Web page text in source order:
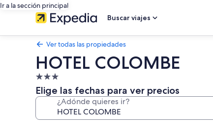
Ir a la sección principal
Buscar viajes
Ver todas las propiedades
HOTEL COLOMBE
Propiedad
de
3.0
estrellas
Elige las fechas para ver precios
¿Adónde quieres ir?